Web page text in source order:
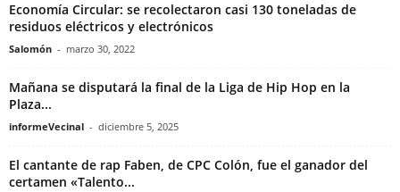
Economía Circular: se recolectaron casi 130 toneladas de
residuos eléctricos y electrónicos
Salomón - marzo 30, 2022
Mañana se disputará la final de la Liga de Hip Hop en la
Plaza...
informeVecinal - diciembre 5, 2025
El cantante de rap Faben, de CPC Colón, fue el ganador del
certamen «Talento...